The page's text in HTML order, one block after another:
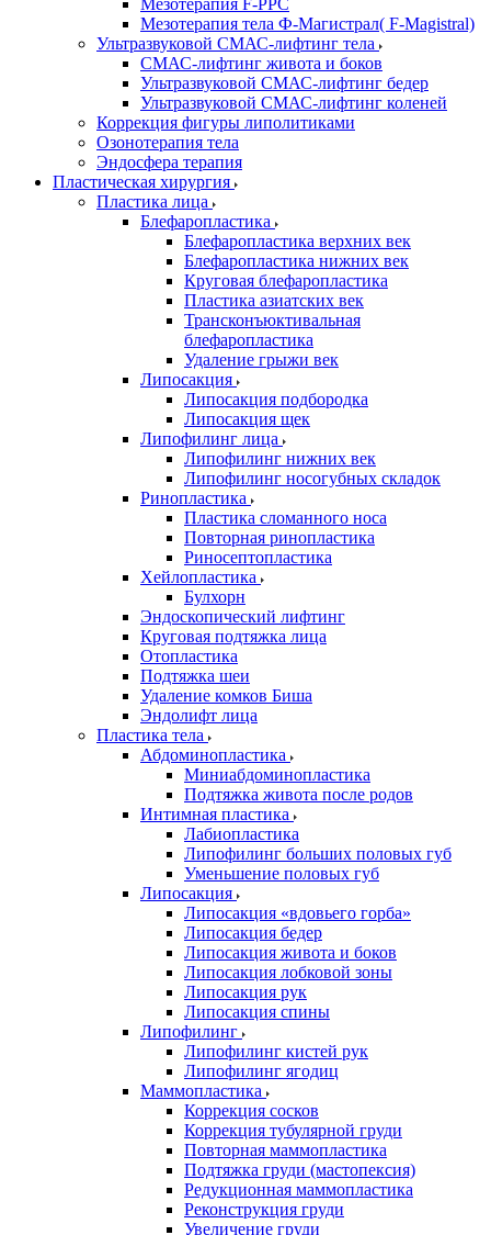
Мезотерапия F-PPC
Мезотерапия тела Ф-Магистрал( F-Magistral)
Ультразвуковой СМАС-лифтинг тела
СМАС-лифтинг живота и боков
Ультразвуковой СМАС-лифтинг бедер
Ультразвуковой СМАС-лифтинг коленей
Коррекция фигуры липолитиками
Озонотерапия тела
Эндосфера терапия
Пластическая хирургия
Пластика лица
Блефаропластика
Блефаропластика верхних век
Блефаропластика нижних век
Круговая блефаропластика
Пластика азиатских век
Трансконъюктивальная
блефаропластика
Удаление грыжи век
Липосакция
Липосакция подбородка
Липосакция щек
Липофилинг лица
Липофилинг нижних век
Липофилинг носогубных складок
Ринопластика
Пластика сломанного носа
Повторная ринопластика
Риносептопластика
Хейлопластика
Булхорн
Эндоскопический лифтинг
Круговая подтяжка лица
Отопластика
Подтяжка шеи
Удаление комков Биша
Эндолифт лица
Пластика тела
Абдоминопластика
Миниабдоминопластика
Подтяжка живота после родов
Интимная пластика
Лабиопластика
Липофилинг больших половых губ
Уменьшение половых губ
Липосакция
Липосакция «вдовьего горба»
Липосакция бедер
Липосакция живота и боков
Липосакция лобковой зоны
Липосакция рук
Липосакция спины
Липофилинг
Липофилинг кистей рук
Липофилинг ягодиц
Маммопластика
Коррекция сосков
Коррекция тубулярной груди
Повторная маммопластика
Подтяжка груди (мастопексия)
Редукционная маммопластика
Реконструкция груди
Увеличение груди